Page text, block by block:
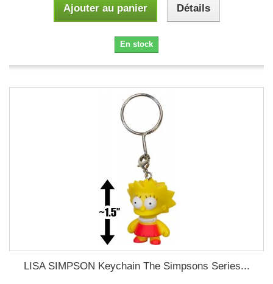
Ajouter au panier Détails
En stock
LISA SIMPSON Keychain The Simpsons Series...